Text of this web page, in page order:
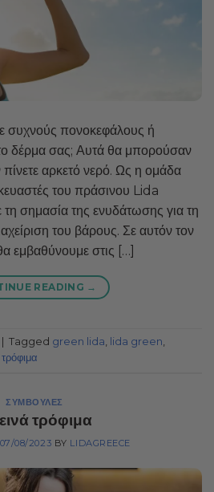
συχνούς πονοκεφάλους ή
δέρμα σας; Αυτά θα μπορούσαν
πίνετε αρκετό νερό. Ως η ομάδα
του πράσινου Lida
σημασία της ενυδάτωσης για τη
του βάρους. Σε αυτόν τον
εμβαθύνουμε στις […]
READING →
Tagged green lida lida green
ΣΥΜΒΟΥΛΈΣ
τρόφιμα
07/08/2023 BY LIDAGREECE